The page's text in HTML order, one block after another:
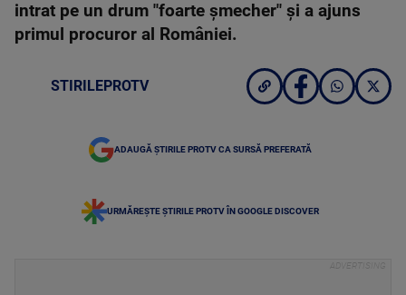
intrat pe un drum "foarte şmecher" şi a ajuns
primul procuror al României.
STIRILEPROTV
ADAUGĂ ȘTIRILE PROTV CA SURSĂ PREFERATĂ
URMĂREȘTE ȘTIRILE PROTV ÎN GOOGLE DISCOVER